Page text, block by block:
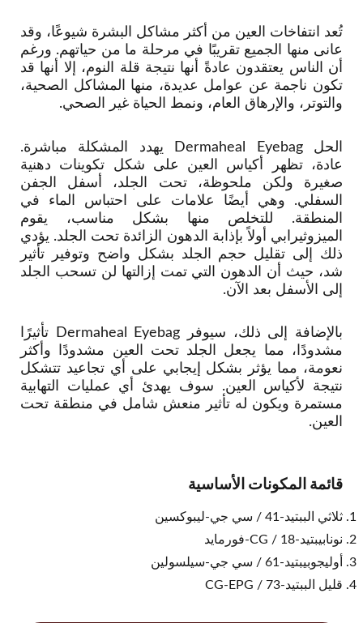
تُعد انتفاخات العين من أكثر مشاكل البشرة شيوعًا، وقد
عانى منها الجميع تقريبًا في مرحلة ما من حياتهم. ورغم
أن الناس يعتقدون عادةً أنها نتيجة قلة النوم، إلا أنها قد
تكون ناجمة عن عوامل عديدة، منها المشاكل الصحية،
والتوتر، والإرهاق العام، ونمط الحياة غير الصحي.
الحل Dermaheal Eyebag يهدد المشكلة مباشرة.
عادة، تظهر أكياس العين على شكل تكوينات دهنية
صغيرة ولكن ملحوظة، تحت الجلد، أسفل الجفن
السفلي. وهي أيضًا علامات على احتباس الماء في
المنطقة. للتخلص منها بشكل مناسب، يقوم
الميزوثيرابي أولاً بإذابة الدهون الزائدة تحت الجلد. يؤدي
ذلك إلى تقليل حجم الجلد بشكل واضح وتوفير تأثير
شد، حيث أن الدهون التي تمت إزالتها لن تسحب الجلد
إلى الأسفل بعد الآن.
بالإضافة إلى ذلك، سيوفر Dermaheal Eyebag تأثيرًا
مشدودًا، مما يجعل الجلد تحت العين مشدودًا وأكثر
نعومة، مما يؤثر بشكل إيجابي على أي تجاعيد تتشكل
نتيجة لأكياس العين. سوف يهدئ أي عمليات التهابية
مستمرة ويكون له تأثير منعش شامل في منطقة تحت
العين.
قائمة المكونات الأساسية
ثلاثي الببتيد-41 / سي جي-ليبوكسين
نونابيبتيد-18 / CG-فورمايد
أوليجوبيبتيد-61 / سي جي-سيلسولين
قليل الببتيد-73 / CG-EPG